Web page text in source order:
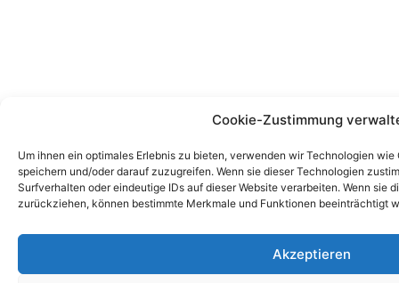
Cookie-Zustimmung
Um ihnen ein optimales Erlebnis zu bieten, verwenden wir Technologien
speichern und/oder darauf zuzugreifen. Wenn sie dieser Technologien
Surfverhalten oder eindeutige IDs auf dieser Website verarbeiten. Wenn sie
zurückziehen, können bestimmte Merkmale und Funktionen beeinträchtigt
Akzeptieren